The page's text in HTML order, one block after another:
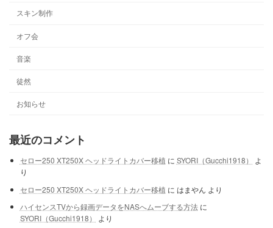
スキン制作
オフ会
音楽
徒然
お知らせ
最近のコメント
セロー250 XT250X ヘッドライトカバー移植 に SYORI（Gucchi1918）
よ
り
セロー250 XT250X ヘッドライトカバー移植 に はまやん より
ハイセンスTVから録画データをNASへムーブする方法に
SYORI（Gucchi1918）
より